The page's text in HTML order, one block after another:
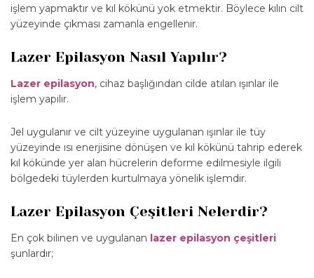
işlem yapmaktır ve kıl kökünü yok etmektir. Böylece kılın cilt
yüzeyinde çıkması zamanla engellenir.
Lazer Epilasyon Nasıl Yapılır?
Lazer epilasyon, cihaz başlığından cilde atılan ışınlar ile
işlem yapılır.
Jel uygulanır ve cilt yüzeyine uygulanan ışınlar ile tüy
yüzeyinde ısı enerjisine dönüşen ve kıl kökünü tahrip ederek
kıl kökünde yer alan hücrelerin deforme edilmesiyle ilgili
bölgedeki tüylerden kurtulmaya yönelik işlemdir.
Lazer Epilasyon Çeşitleri Nelerdir?
En çok bilinen ve uygulanan lazer epilasyon çeşitleri
şunlardır;